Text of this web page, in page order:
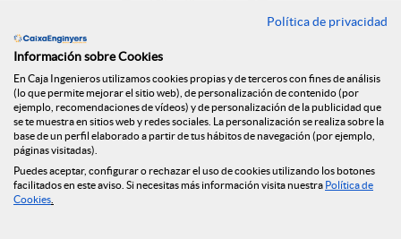
Tablón de anuncios
Política de cookies
Aviso legal
Seguridad Online
Privacidad
Canal denuncias
Política de privacidad
Información sobre Cookies
En Caja Ingenieros utilizamos cookies propias y de terceros con fines de análisis
(lo que permite mejorar el sitio web), de personalización de contenido (por
ejemplo, recomendaciones de vídeos) y de personalización de la publicidad que
se te muestra en sitios web y redes sociales. La personalización se realiza sobre la
base de un perfil elaborado a partir de tus hábitos de navegación (por ejemplo,
páginas visitadas).
Puedes aceptar, configurar o rechazar el uso de cookies utilizando los botones
facilitados en este aviso. Si necesitas más información visita nuestra Política de
Cookies